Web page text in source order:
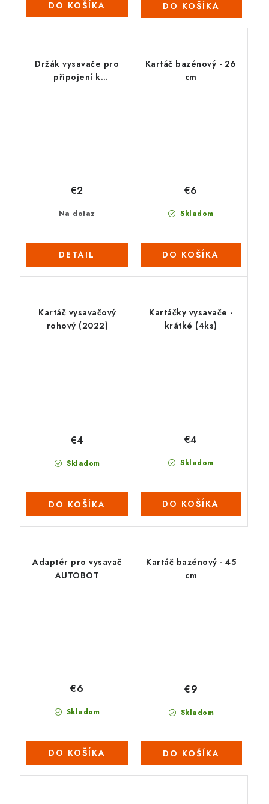
DO KOŠÍKA DO KOŠÍKA
Držák vysavače pro
připojení k
Na dotaz
€2
DETAIL
Kartáč bazénový - 26
cm
Skladom
€6
DO KOŠÍKA
Kartáč vysavačový
rohový (2022)
Skladom
€4
DO KOŠÍKA
Kartáčky vysavače -
krátké (4ks)
Skladom
€4
DO KOŠÍKA
Adaptér pro vysavač
AUTOBOT
Skladom
€6
DO KOŠÍKA
Kartáč bazénový - 45
cm
Skladom
€9
DO KOŠÍKA